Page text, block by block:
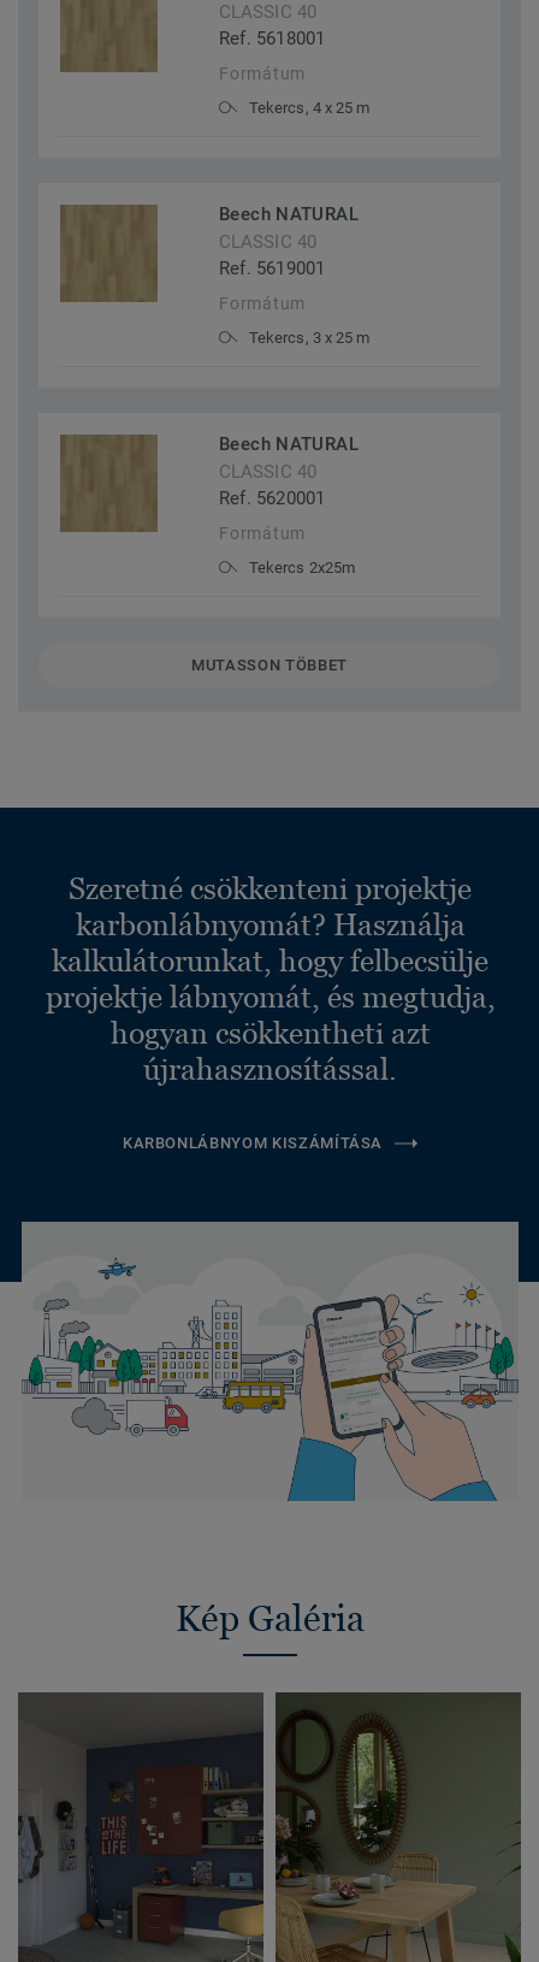
CLASSIC 40
Ref. 5618001
Formátum
Tekercs, 4 x 25 m
Beech NATURAL
CLASSIC 40
Ref. 5619001
Formátum
Tekercs, 3 x 25 m
Beech NATURAL
CLASSIC 40
Ref. 5620001
Formátum
Tekercs 2x25m
MUTASSON TÖBBET
Szeretné csökkenteni projektje
karbonlábnyomát? Használja
kalkulátorunkat, hogy felbecsülje
projektje lábnyomát, és megtudja,
hogyan csökkentheti azt
újrahasznosítással.
KARBONLÁBNYOM KISZÁMÍTÁSA
Kép Galéria